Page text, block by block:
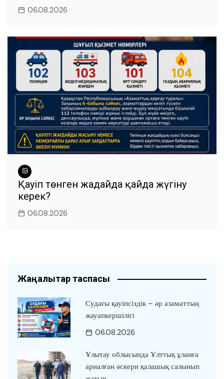
06.08.2026
Қауіп төнген жағдайда қайда жүгіну
керек?
06.08.2026
Жаңалықтар таспасы
Судағы қауіпсіздік – әр азаматтың
жауапкершілігі
06.08.2026
Ұлытау облысында Ұлттық ұланға
арналған әскери қалашық салынып